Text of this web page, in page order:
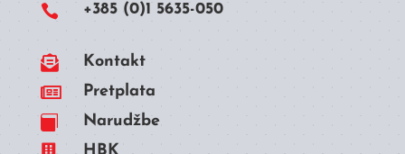
 +385 (0)1 5635-050
 Kontakt
 Pretplata
 Narudžbe